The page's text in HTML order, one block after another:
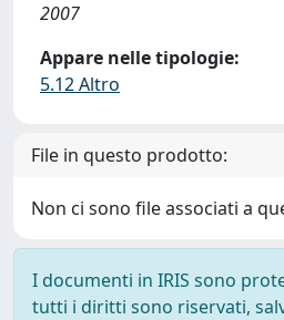
2007
Appare nelle tipologie:
5.12 Altro
File in questo prodotto:
Non ci sono file associati a
I documenti in IRIS sono
tutti i diritti sono riservati,